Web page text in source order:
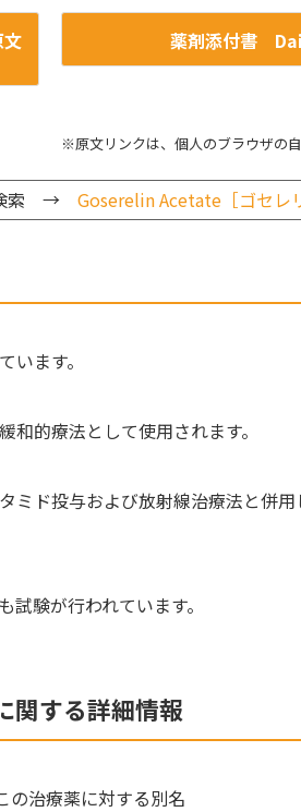
薬剤添付書
※原文リンクは、個人のブラウザの自
検索 → Goserelin Acetate［ゴセレ
ます。
的療法として使用されます。
ミド投与および放射線治療法と併
験が行われています。
する詳細情報
の治療薬に対する別名